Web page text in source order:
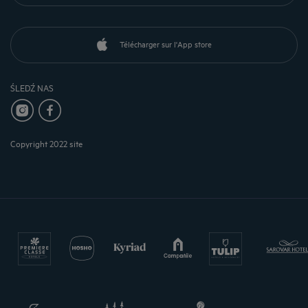
Télécharger sur l'App store
ŚLEDŹ NAS
Copyright 2022 site